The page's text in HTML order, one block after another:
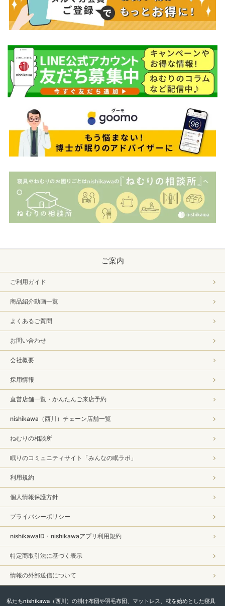
ご案内
ご利用ガイド
商品紹介動画一覧
よくあるご質問
お問い合わせ
会社概要
採用情報
直営店舗一覧・かんたんご来店予約
nishikawa（西川）チェーン店舗一覧
ねむりの相談所
眠りのコミュニティサイト「みんなの眠ラボ」
利用規約
個人情報保護方針
プライバシーポリシー
nishikawaID・nishikawaアプリ利用規約
特定商取引法に基づく表示
情報の外部送信について
私たちnishikawa（西川）の掛け布団や羽毛布団、マットレス、枕を始めとした寝具